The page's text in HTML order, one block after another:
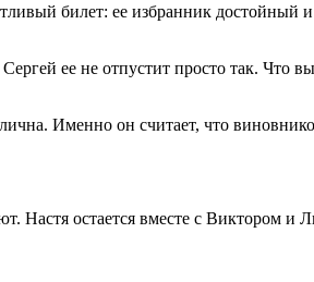
билет: ее избранник достойный
ее не отпустит просто так. Что
Именно он считает, что
Настя остается вместе с Виктором и